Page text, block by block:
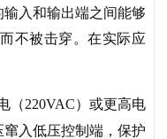
入和输出端之间能够
不被击穿。在实际应
（220VAC）或更高电
入低压控制端，保护